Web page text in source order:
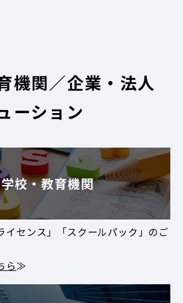
機関／企業・法人
ーション
学校・教育機関
イセンス」「スクールパック」のご
ら≫